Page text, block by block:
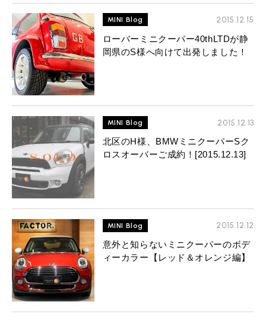
MINI Blog
2015.12.15
ローバーミニクーパー40thLTDが静
岡県のS様へ向けて出発しました！
MINI Blog
2015.12.13
北区のH様、BMWミニクーパーSク
ロスオーバーご成約！[2015.12.13]
MINI Blog
2015.12.12
意外と知らないミニクーパーのボデ
ィーカラー【レッド＆オレンジ編】